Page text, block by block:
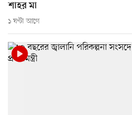
শাহর মা
১ ঘণ্টা আগে